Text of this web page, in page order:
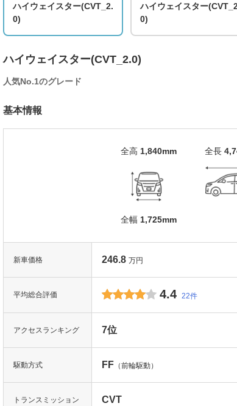
ハイウェイスター(CVT_2.
0)
ハイウェイスター
0)
ハイウェイスター(CVT_2.0)
人気No.1のグレード
基本情報
全高 1,840mm
全幅 1,725mm
全長
新車価格 246.8 万円
平均総合評価 4.4 22件
アクセスランキング 7位
駆動方式 FF （前輪駆動）
トランスミッション CVT